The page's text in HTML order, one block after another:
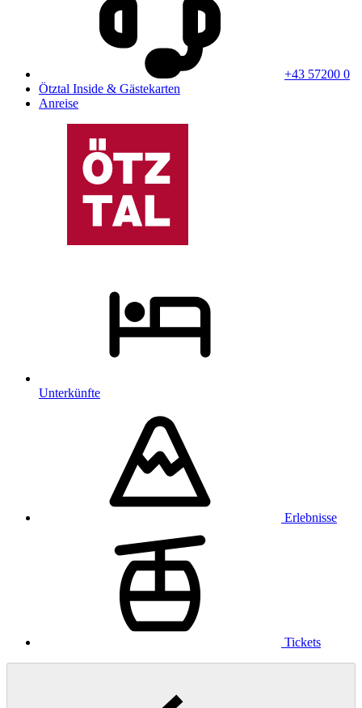
+43 57200 0
Ötztal Inside & Gästekarten
Anreise
Unterkünfte
Erlebnisse
Tickets